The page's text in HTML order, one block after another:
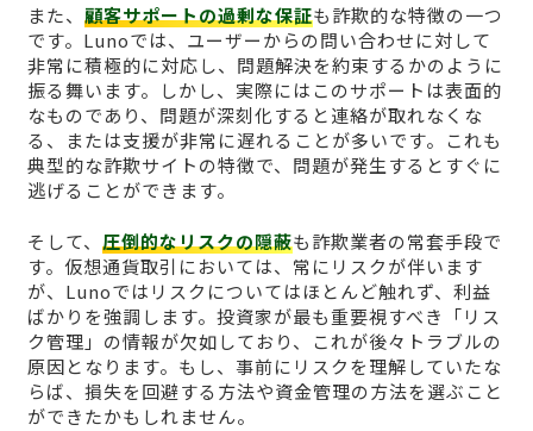
また、 顧客サポートの過剰な保証も詐欺的な特徴の一つ
です。Lunoでは、ユーザーからの問い合わせに対して
非常に積極的に対応し、問題解決を約束するかのように
振る舞います。しかし、実際にはこのサポートは表面的
なものであり、問題が深刻化すると連絡が取れなくな
る、または支援が非常に遅れることが多いです。これも
典型的な詐欺サイトの特徴で、問題が発生するとすぐに
逃げることができます。
そして、 圧倒的なリスクの隠蔽も詐欺業者の常套手段で
す。仮想通貨取引においては、常にリスクが伴います
が、Lunoではリスクについてはほとんど触れず、利益
ばかりを強調します。投資家が最も重要視すべき「リス
ク管理」の情報が欠如しており、これが後々トラブルの
原因となります。もし、事前にリスクを理解していたな
らば、損失を回避する方法や資金管理の方法を選ぶこと
ができたかもしれません。